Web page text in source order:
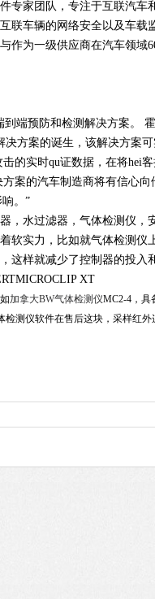
家团队，专注于互联汽车
车辆的网络安全以及车载
作为一级供应商在汽车领域
端预防和检测解决方案。
方案的诞生，该解决方案
的实时qu证数据，在将hei
案的汽车制造商将有信心
。”
，水过滤器，气体检测仪，
软实力，比如就气体检测仪
这样就减少了控制器的投入
加拿大BW气体检测仪MC2-4，具
测仪软件在售后这块，采样红外